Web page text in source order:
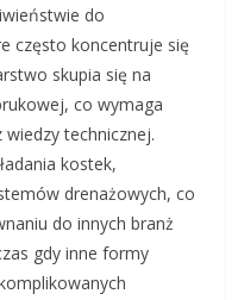
do
często koncentruje się
skupia się na
co wymaga
technicznej.
kostek,
drenażowych, co
do innych branż
gdy inne formy